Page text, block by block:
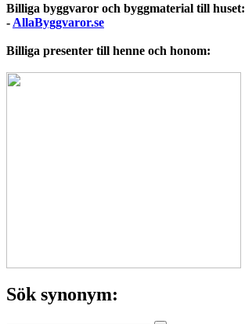
Billiga byggvaror och byggmaterial till huset:
- AllaByggvaror.se
Billiga presenter till henne och honom:
Sök synonym: